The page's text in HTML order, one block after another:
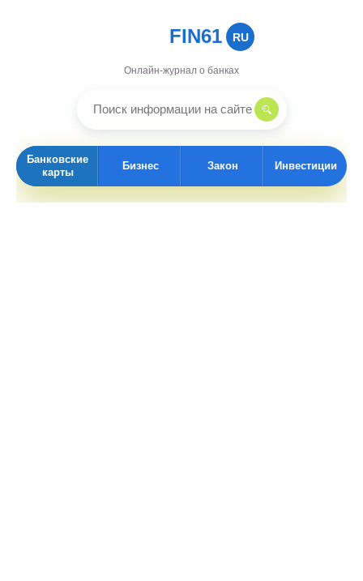
FIN61 RU
Онлайн-журнал о банках
Банковские
карты
Бизнес Закон Инвестиции